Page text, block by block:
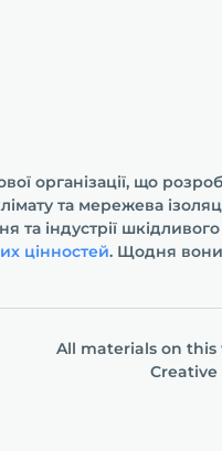
організації, що
та мережева
та індустрії
цінностей. Щодня вони
All materials on
Creative